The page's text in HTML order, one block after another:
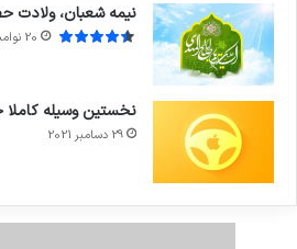
نیمه شعبان،
20 نوامبر 2021
نخستین وسیله کاملا
29 دسامبر 2021